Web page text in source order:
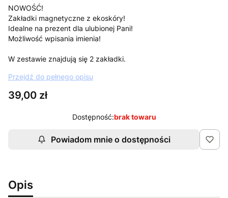
NOWOŚĆ!
Zakładki magnetyczne z ekoskóry!
Idealne na prezent dla ulubionej Pani!
Możliwość wpisania imienia!
W zestawie znajdują się 2 zakładki.
Przejdź do pełnego opisu
Cena
39,00 zł
Dostępność:brak towaru
Powiadom mnie o dostępności
Opis